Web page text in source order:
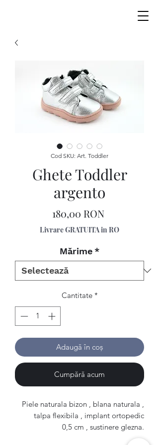
Cod SKU: Art. Toddler
Ghete Toddler
argento
180,00 RONPreț
Livrare GRATUITA in RO
Mărime *
Cantitate *
Adaugă în coș
Cumpără acum
Piele naturala bizon , blana naturala ,
talpa flexibila , implant ortopedic
0,5 cm , sustinere glezna.